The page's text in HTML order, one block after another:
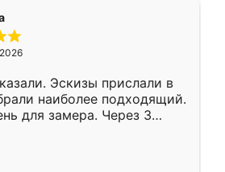
Эскизы прислали в
наиболее подходящий.
для замера. Через 3
уже готова. Остались
Спасибо Ренессанс
работу!